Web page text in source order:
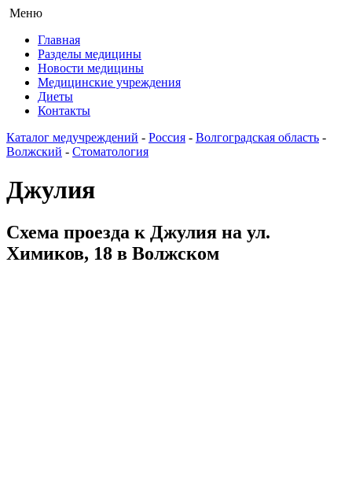
Меню
Главная
Разделы медицины
Новости медицины
Медицинские учреждения
Диеты
Контакты
Каталог медучреждений - Россия - Волгоградская область -
Волжский - Стоматология
Джулия
Схема проезда к Джулия на ул.
Химиков, 18 в Волжском